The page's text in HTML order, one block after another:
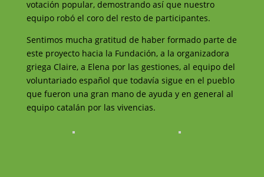
votación popular, demostrando así que nuestro
equipo robó el coro del resto de participantes.
Sentimos mucha gratitud de haber formado parte de
este proyecto hacia la Fundación, a la organizadora
griega Claire, a Elena por las gestiones, al equipo del
voluntariado español que todavía sigue en el pueblo
que fueron una gran mano de ayuda y en general al
equipo catalán por las vivencias.